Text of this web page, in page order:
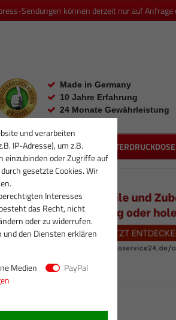
Sendungen können derzeit nur auf Anfrage
Made in Germany
10 Jahre Erfahrung
24 Monate Gewährleistung
RUMPFGRUPPEN
und verarbeiten
IP-Adresse), um z.B.
einzubinden oder Zugriffe auf
gesetzte Cookies. Wir
Interesses
das Recht, nicht
oder zu widerrufen.
den Diensten erklären
Medien
PayPal